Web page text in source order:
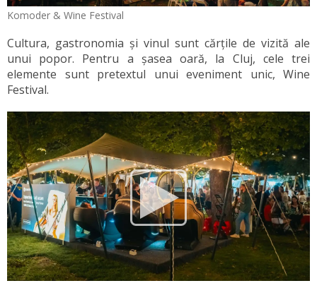
Komoder & Wine Festival
Cultura, gastronomia și vinul sunt cărțile de vizită ale
unui popor. Pentru a șasea oară, la Cluj, cele trei
elemente sunt pretextul unui eveniment unic, Wine
Festival.